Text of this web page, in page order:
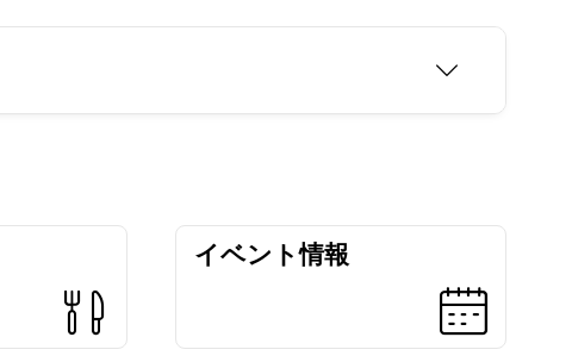
イベント情報